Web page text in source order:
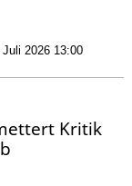
2026 13:00
Kritik